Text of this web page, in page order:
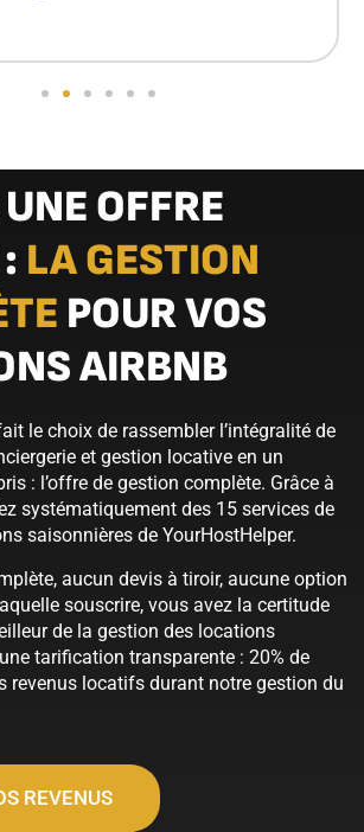
OFFRE
LA GESTION
POUR VOS
AIRBNB
le choix de rassembler l’intégralité de
et gestion locative en un
: l’offre de gestion complète. Grâce à
systématiquement des 15 services de
saisonnières de YourHostHelper.
aucun devis à tiroir, aucune option
souscrire, vous avez la certitude
de la gestion des locations
tarification transparente : 20% de
revenus locatifs durant notre gestion du
REVENUS